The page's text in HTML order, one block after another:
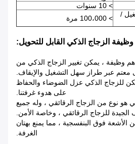
> 10 سنوات
/
> 100،000 مرة
وظيفة الزجاج الذكي القابل للتحويل:
وظيفة ، يمكن تغيير الزجاج الذكي من
عبر طراز سهل التشغيل والإيقاف.
للزجاج الذكي عزل الضوضاء والحفاظ
على هدوء غرفتنا.
هو نوع من الزجاج الرقائقي ، وله جميع
الجيدة للزجاج الرقائقي ، وخاصة الأمن.
أكثر من 99٪ من الأشعة فوق البنفسجية ، مما يمنع بهتان
الغرفة.